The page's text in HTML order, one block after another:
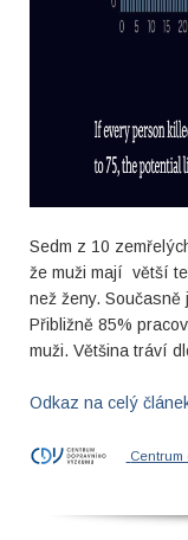
Sedm z 10
že muži mají větší
než ženy.
Přibližně 85%
muži. Většina tráví
Odkaz na celý
Centrum